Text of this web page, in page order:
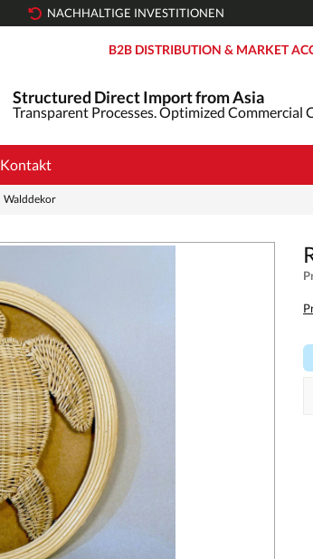
NACHHALTIGE INVESTITIONEN
B2B DISTRIBUTION & MARKET
Structured Direct Import from Asia
Transparent Processes. Optimized Commercial
Kontakt
Walddekor